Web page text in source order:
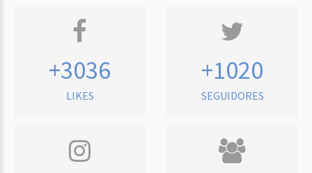
+3036
LIKES
+1020
SEGUIDORES